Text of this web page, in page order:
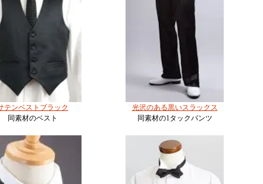
テンベストブラック
同素材のベスト
光沢のある黒いスラックス
同素材の1タックパンツ